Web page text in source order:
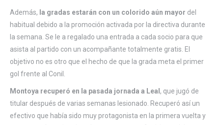
Además, la gradas estarán con un colorido aún mayor del
habitual debido a la promoción activada por la directiva durante
la semana. Se le a regalado una entrada a cada socio para que
asista al partido con un acompañante totalmente gratis. El
objetivo no es otro que el hecho de que la grada meta el primer
gol frente al Conil.
Montoya recuperó en la pasada jornada a Leal , que jugó de
titular después de varias semanas lesionado. Recuperó así un
efectivo que había sido muy protagonista en la primera vuelta y